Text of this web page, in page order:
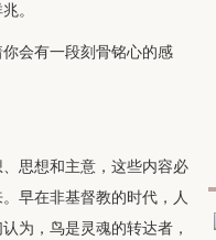
。
会有一段刻骨铭心的感
思想和主意，这些内容必
早在非基督教的时代，人
为，鸟是灵魂的转达者，